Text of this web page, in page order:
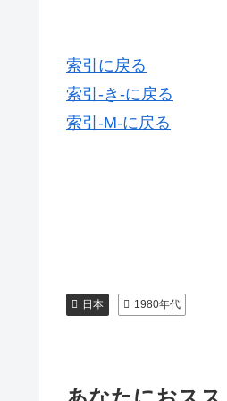
索引に戻る
索引-き-に戻る
索引-M-に戻る
日本 1980年代